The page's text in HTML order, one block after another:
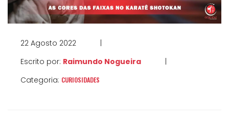
22 Agosto 2022
Escrito por: Raimundo Nogueira
Categoria: CURIOSIDADES